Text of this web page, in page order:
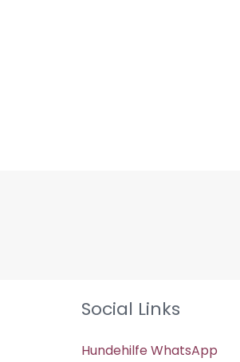
Social Links
Hundehilfe WhatsApp